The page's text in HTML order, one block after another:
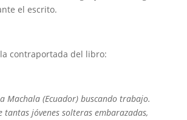
el escrito.
contraportada del libro:
Machala (Ecuador) buscando trabajo.
tantas jóvenes solteras embarazadas,